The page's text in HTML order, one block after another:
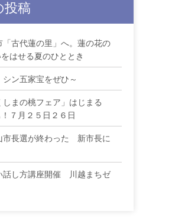
投稿
「古代蓮の里」へ。蓮の花の
はせる夏のひととき
ン五家宝をぜひ～
しまの桃フェア」はじまる
７月２５日２６日
市長選が終わった 新市長に
話し方講座開催 川越まちゼ